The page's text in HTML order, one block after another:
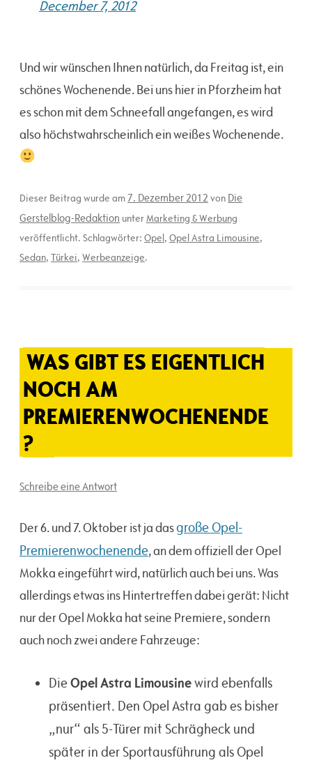
December 7, 2012
Und wir wünschen Ihnen natürlich, da Freitag ist, ein
schönes Wochenende. Bei uns hier in Pforzheim hat
es schon mit dem Schneefall angefangen, es wird
also höchstwahrscheinlich ein weißes Wochenende.
Dieser Beitrag wurde am 7. Dezember 2012 von Die
Gerstelblog-Redaktion unterMarketing & Werbung
veröffentlicht. Schlagwörter: Opel, Opel Astra Limousine,
Sedan, Türkei, Werbeanzeige.
WAS GIBT ES EIGENTLICH
NOCH AM
PREMIERENWOCHENENDE
?
Schreibe eine Antwort
Der 6. und 7. Oktober ist ja dasgroße Opel-
Premierenwochenende, an dem offiziell der Opel
Mokka eingeführt wird, natürlich auch bei uns. Was
allerdings etwas ins Hintertreffen dabei gerät: Nicht
nur der Opel Mokka hat seine Premiere, sondern
auch noch zwei andere Fahrzeuge:
DieOpel Astra Limousinewird ebenfalls
präsentiert. Den Opel Astra gab es bisher
„nur“ als 5-Türer mit Schrägheck und
später in der Sportausführung als Opel